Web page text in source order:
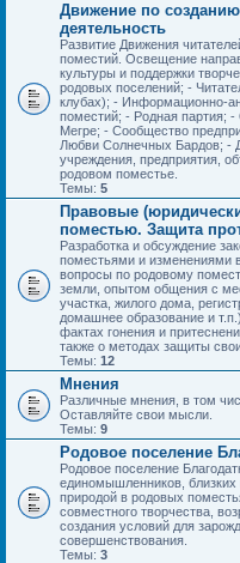
Движение по
деятельность
Развитие Движения
поместий. Освещение
культуры и поддержки
родовых поселений; -
клубах); - Информационно-
поместий; - Родная партия; -
Мегре; - Сообщество
Любви Солнечных Бардов; -
учреждения, предприятия,
родовом поместье.
Темы: 5
Правовые
поместью. Защита
Разработка и обсуждение
поместьями и изменениями
вопросы по родовому
земли, опытом общения с
участка, жилого дома,
домашнее образование и
фактах гонения и
также о методах защиты
Темы: 12
Мнения
Различные мнения, в том
Оставляйте свои мысли.
Темы: 9
Родовое поселение
Родовое поселение
единомышленников,
природой в родовых
совместного творчества,
создания условий для
совершенствования.
Темы: 3